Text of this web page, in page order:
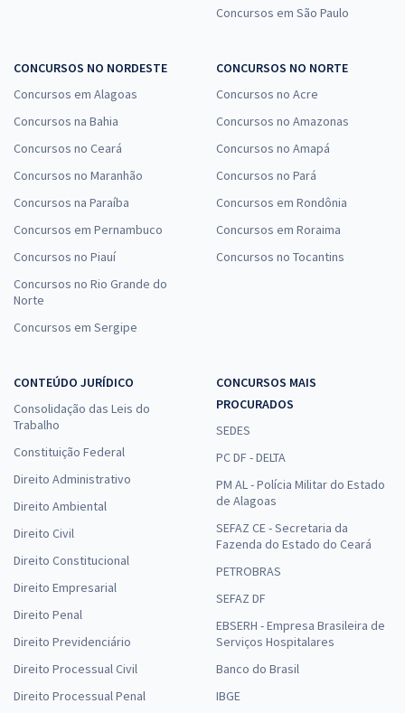
Concursos em São Paulo
CONCURSOS NO NORDESTE
Concursos em Alagoas
Concursos na Bahia
Concursos no Ceará
Concursos no Maranhão
Concursos na Paraíba
Concursos em Pernambuco
Concursos no Piauí
Concursos no Rio Grande do
Norte
Concursos em Sergipe
CONCURSOS NO NORTE
Concursos no Acre
Concursos no Amazonas
Concursos no Amapá
Concursos no Pará
Concursos em Rondônia
Concursos em Roraima
Concursos no Tocantins
CONTEÚDO JURÍDICO
Consolidação das Leis do
Trabalho
Constituição Federal
Direito Administrativo
Direito Ambiental
Direito Civil
Direito Constitucional
Direito Empresarial
Direito Penal
Direito Previdenciário
Direito Processual Civil
Direito Processual Penal
CONCURSOS MAIS
PROCURADOS
SEDES
PC DF - DELTA
PM AL - Polícia Militar do Estado
de Alagoas
SEFAZ CE - Secretaria da
Fazenda do Estado do Ceará
PETROBRAS
SEFAZ DF
EBSERH - Empresa Brasileira de
Serviços Hospitalares
Banco do Brasil
IBGE